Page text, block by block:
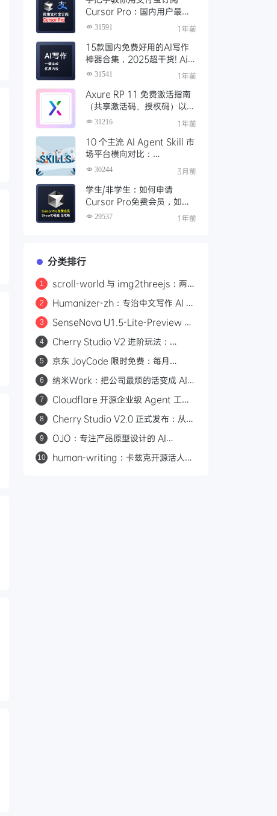
Cursor Pro：国内用户最全
开通教程（附取消自动扣费）
31591 1年前
15款国内免费好用的AI写作
神器合集，2025超干货! Ai
写作工具推荐，支持论文长文
31541 1年前
Axure RP 11 免费激活指南
（共享激活码、授权码）以及
永久激活方法分享
31216 1年前
10 个主流 AI Agent Skill 市
场平台横向对比：
Clawhub、Skillsmp、
30244 3月前
学生/非学生：如何申请
Cursor Pro免费会员，如何
通过SheerID验证快速激活全
29537 1年前
分类排行
1
scroll-world 与 img2threejs：两个
做网页和 3D 模型
2
Humanizer-zh：专治中文写作 AI 味
3
SenseNova U1.5-Lite-Preview 开
4K 图像生成与编辑
4
Cherry Studio V2 进阶玩法：
生态
5
京东 JoyCode 限时免费：每月
大模型
6
纳米Work：把公司最烦的活变成 AI
7
Cloudflare 开源企业级 Agent 工作
8
Cherry Studio V2.0 正式发布：从
能工作站
9
OJO：专注产品原型设计的 AI
10
human-writing：卡兹克开源活人感